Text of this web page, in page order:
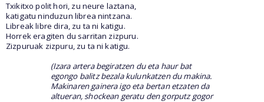
Txikitxo polit hori, zu neure laztana,
katigatu ninduzun librea nintzana.
Libreak libre dira, zu ta ni katigu.
Horrek eragiten du sarritan zizpuru.
Zizpuruak zizpuru, zu ta ni katigu.
(Izara artera begiratzen du eta haur bat
egongo balitz bezala kulunkatzen du makina.
Makinaren gainera igo eta bertan etzaten da
altueran, shockean geratu den gorputz gogor